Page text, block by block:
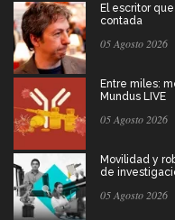
El escritor
contada
05 Agosto 2026
Entre miles:
Mundus LIVE
05 Agosto 2026
Movilidad y
de
05 Agosto 2026